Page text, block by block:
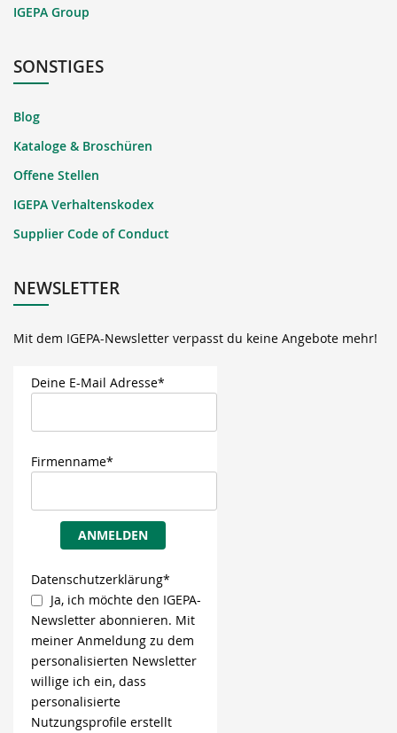
IGEPA Group
SONSTIGES
Blog
Kataloge & Broschüren
Offene Stellen
IGEPA Verhaltenskodex
Supplier Code of Conduct
NEWSLETTER
Mit dem IGEPA-Newsletter verpasst du keine Angebote mehr!
Deine E-Mail Adresse*
Firmenname*
ANMELDEN
Datenschutzerklärung*
Ja, ich möchte den IGEPA-
Newsletter abonnieren. Mit
meiner Anmeldung zu dem
personalisierten Newsletter
willige ich ein, dass
personalisierte
Nutzungsprofile erstellt